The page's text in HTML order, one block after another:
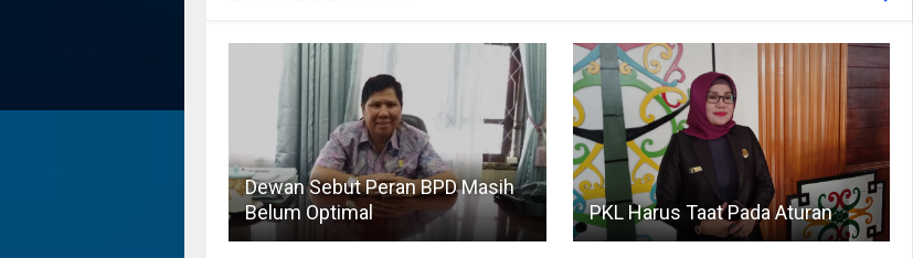
Dewan Sebut Peran BPD Masih
Belum Optimal
PKL Harus Taat Pada Aturan